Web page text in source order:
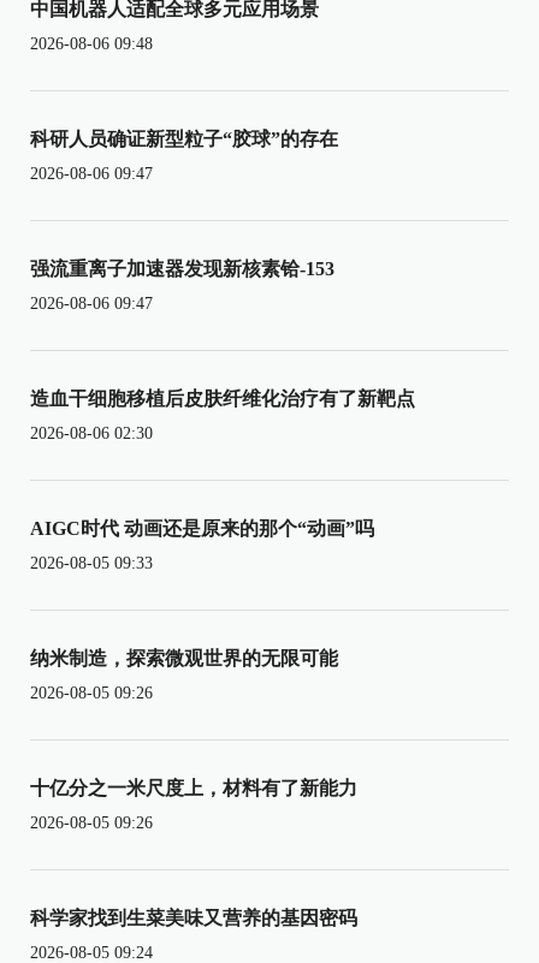
中国机器人适配全球多元应用场景
2026-08-06 09:48
科研人员确证新型粒子“胶球”的存在
2026-08-06 09:47
强流重离子加速器发现新核素铪-153
2026-08-06 09:47
造血干细胞移植后皮肤纤维化治疗有了新靶点
2026-08-06 02:30
AIGC时代 动画还是原来的那个“动画”吗
2026-08-05 09:33
纳米制造，探索微观世界的无限可能
2026-08-05 09:26
十亿分之一米尺度上，材料有了新能力
2026-08-05 09:26
科学家找到生菜美味又营养的基因密码
2026-08-05 09:24